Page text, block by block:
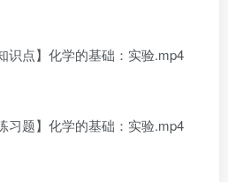
点】化学的基础：实验.mp4
题】化学的基础：实验.mp4